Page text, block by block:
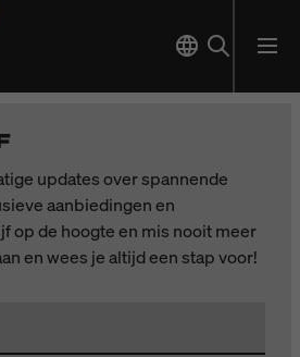
updates over spannende
aanbiedingen en
op de hoogte en mis nooit meer
en wees je altijd een stap voor!